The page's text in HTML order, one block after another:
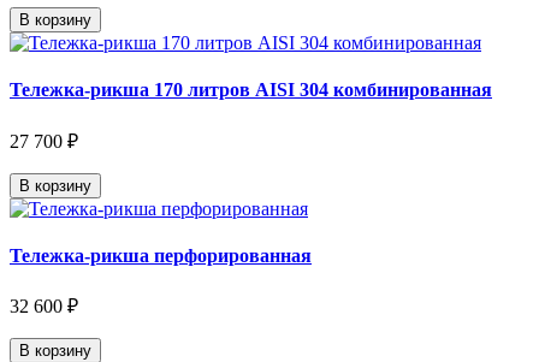
В корзину
Тележка-рикша 170 литров AISI 304 комбинированная
27 700 ₽
В корзину
Тележка-рикша перфорированная
32 600 ₽
В корзину